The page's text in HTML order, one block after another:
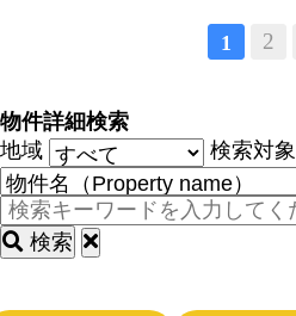
1 2
物件詳細検索
地域
検索対象
検索